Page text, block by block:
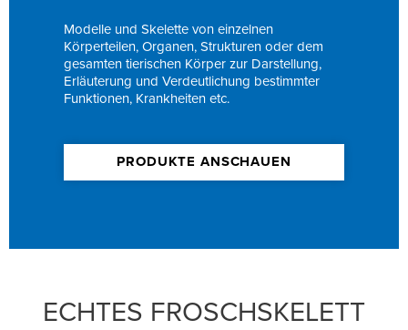
Modelle und Skelette von einzelnen
Körperteilen, Organen, Strukturen oder dem
gesamten tierischen Körper zur Darstellung,
Erläuterung und Verdeutlichung bestimmter
Funktionen, Krankheiten etc.
PRODUKTE ANSCHAUEN
ECHTES FROSCHSKELETT